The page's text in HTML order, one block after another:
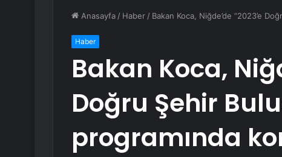
Anasayfa / Haber / Bakan Koca, Niğde’de “2023’e
Haber
Bakan Koca,
Doğru Şehir
programında